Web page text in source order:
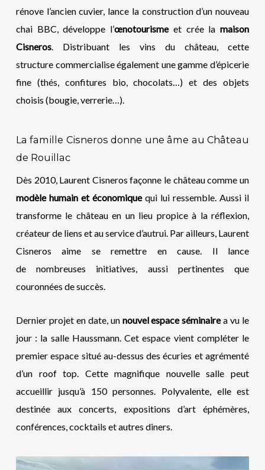
rénove l’ancien cuvier, lance la construction d’un nouveau
chai BBC, développe l’œnotourismeet crée lamaison
Cisneros. Distribuant les vins du château, cette
structure commercialise également une gamme d’épicerie
fine (thés, confitures bio, chocolats…) et des objets
choisis (bougie, verrerie…).
La famille Cisneros donne une âme au Château
de Rouillac
Dès 2010, Laurent Cisneros façonne le château comme un
modèle humain et économiquequi lui ressemble. Aussi il
transforme le château en un lieu propice à la réflexion,
créateur de liens et au service d’autrui. Par ailleurs, Laurent
Cisneros aime se remettre en cause. Il lance
de nombreuses initiatives, aussi pertinentes que
couronnées de succès.
Dernier projet en date, un nouvel espace séminairea vu le
jour : la salle Haussmann. Cet espace vient compléter le
premier espace situé au-dessus des écuries et agrémenté
d’un roof top. Cette magnifique nouvelle salle peut
accueillir jusqu’à 150 personnes. Polyvalente, elle est
destinée aux concerts, expositions d’art éphémères,
conférences, cocktails et autres diners.